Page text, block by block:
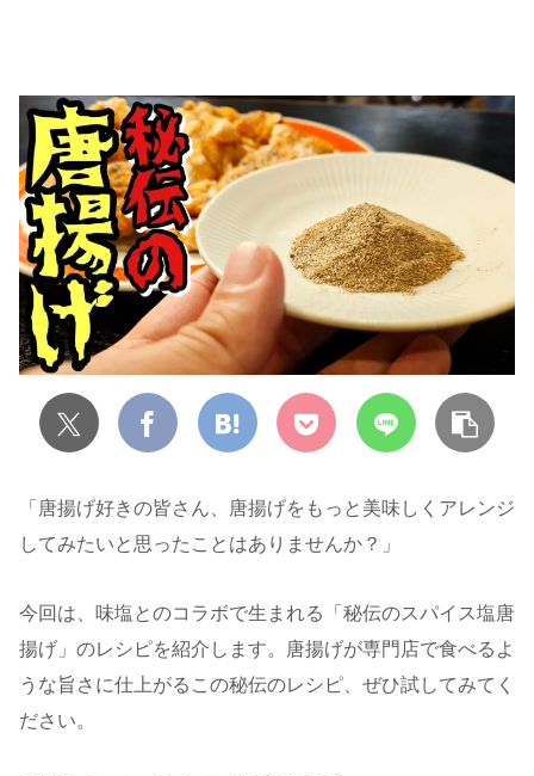
「唐揚げ好きの皆さん、唐揚げをもっと美味しくアレンジ
してみたいと思ったことはありませんか？」
今回は、味塩とのコラボで生まれる「秘伝のスパイス塩唐
揚げ」のレシピを紹介します。唐揚げが専門店で食べるよ
うな旨さに仕上がるこの秘伝のレシピ、ぜひ試してみてく
ださい。